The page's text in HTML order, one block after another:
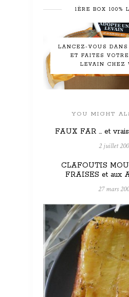
1ÈRE BOX 100%
LANCEZ-VOUS
ET FAITES
LEVAIN CHEZ
YOU MIGHT
FAUX FAR … et
2 juillet
CLAFOUTIS
FRAISES et aux
27 mars